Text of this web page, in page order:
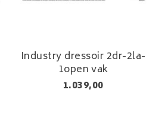
Industry dressoir 2dr-2la-
1open vak
1.039,00